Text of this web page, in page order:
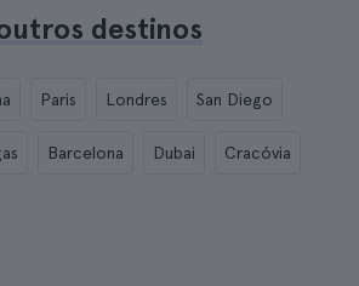
destinos
Paris Londres San Diego
Barcelona Dubai Cracóvia